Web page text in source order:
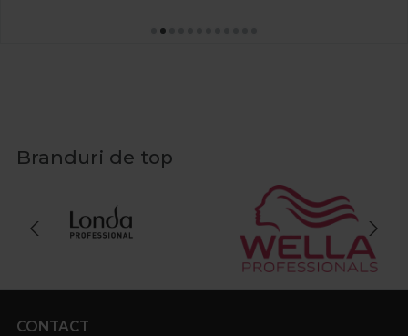
Branduri de top
CONTACT